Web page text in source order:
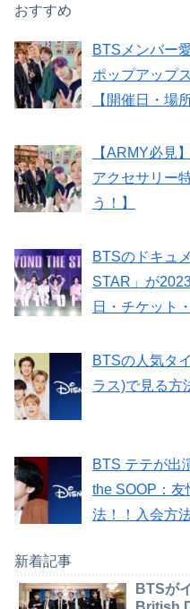
おすすめ
BTSメンバー
ポップアップ
【開催日・場
【ARMY必見
アクセサリー
う！】
BTSのドキュ
STAR」が
日・チケット
BTSの人気タ
ラス)で見る方
BTS テテが出
the SOOP：
法！！入会方
新着記事
BTSが